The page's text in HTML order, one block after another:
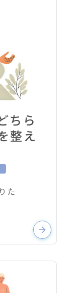
ちら
整え
た
arrow_forward